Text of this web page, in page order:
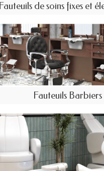
Fauteuils de soins fixes et
Fauteuils Barbiers